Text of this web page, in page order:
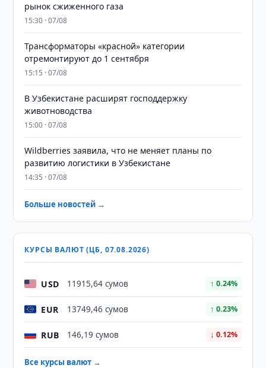
рынок сжиженного газа
15:30 · 07/08
Трансформаторы «красной» категории
отремонтируют до 1 сентября
15:15 · 07/08
В Узбекистане расширят господдержку
животноводства
15:00 · 07/08
Wildberries заявила, что не меняет планы по
развитию логистики в Узбекистане
14:35 · 07/08
Больше новостей →
КУРСЫ ВАЛЮТ (ЦБ, 07.08.2026)
USD 11915,64 сумов ↑ 0.24%
EUR 13749,46 сумов ↑ 0.23%
RUB 146,19 сумов ↓ 0.12%
Все курсы валют →